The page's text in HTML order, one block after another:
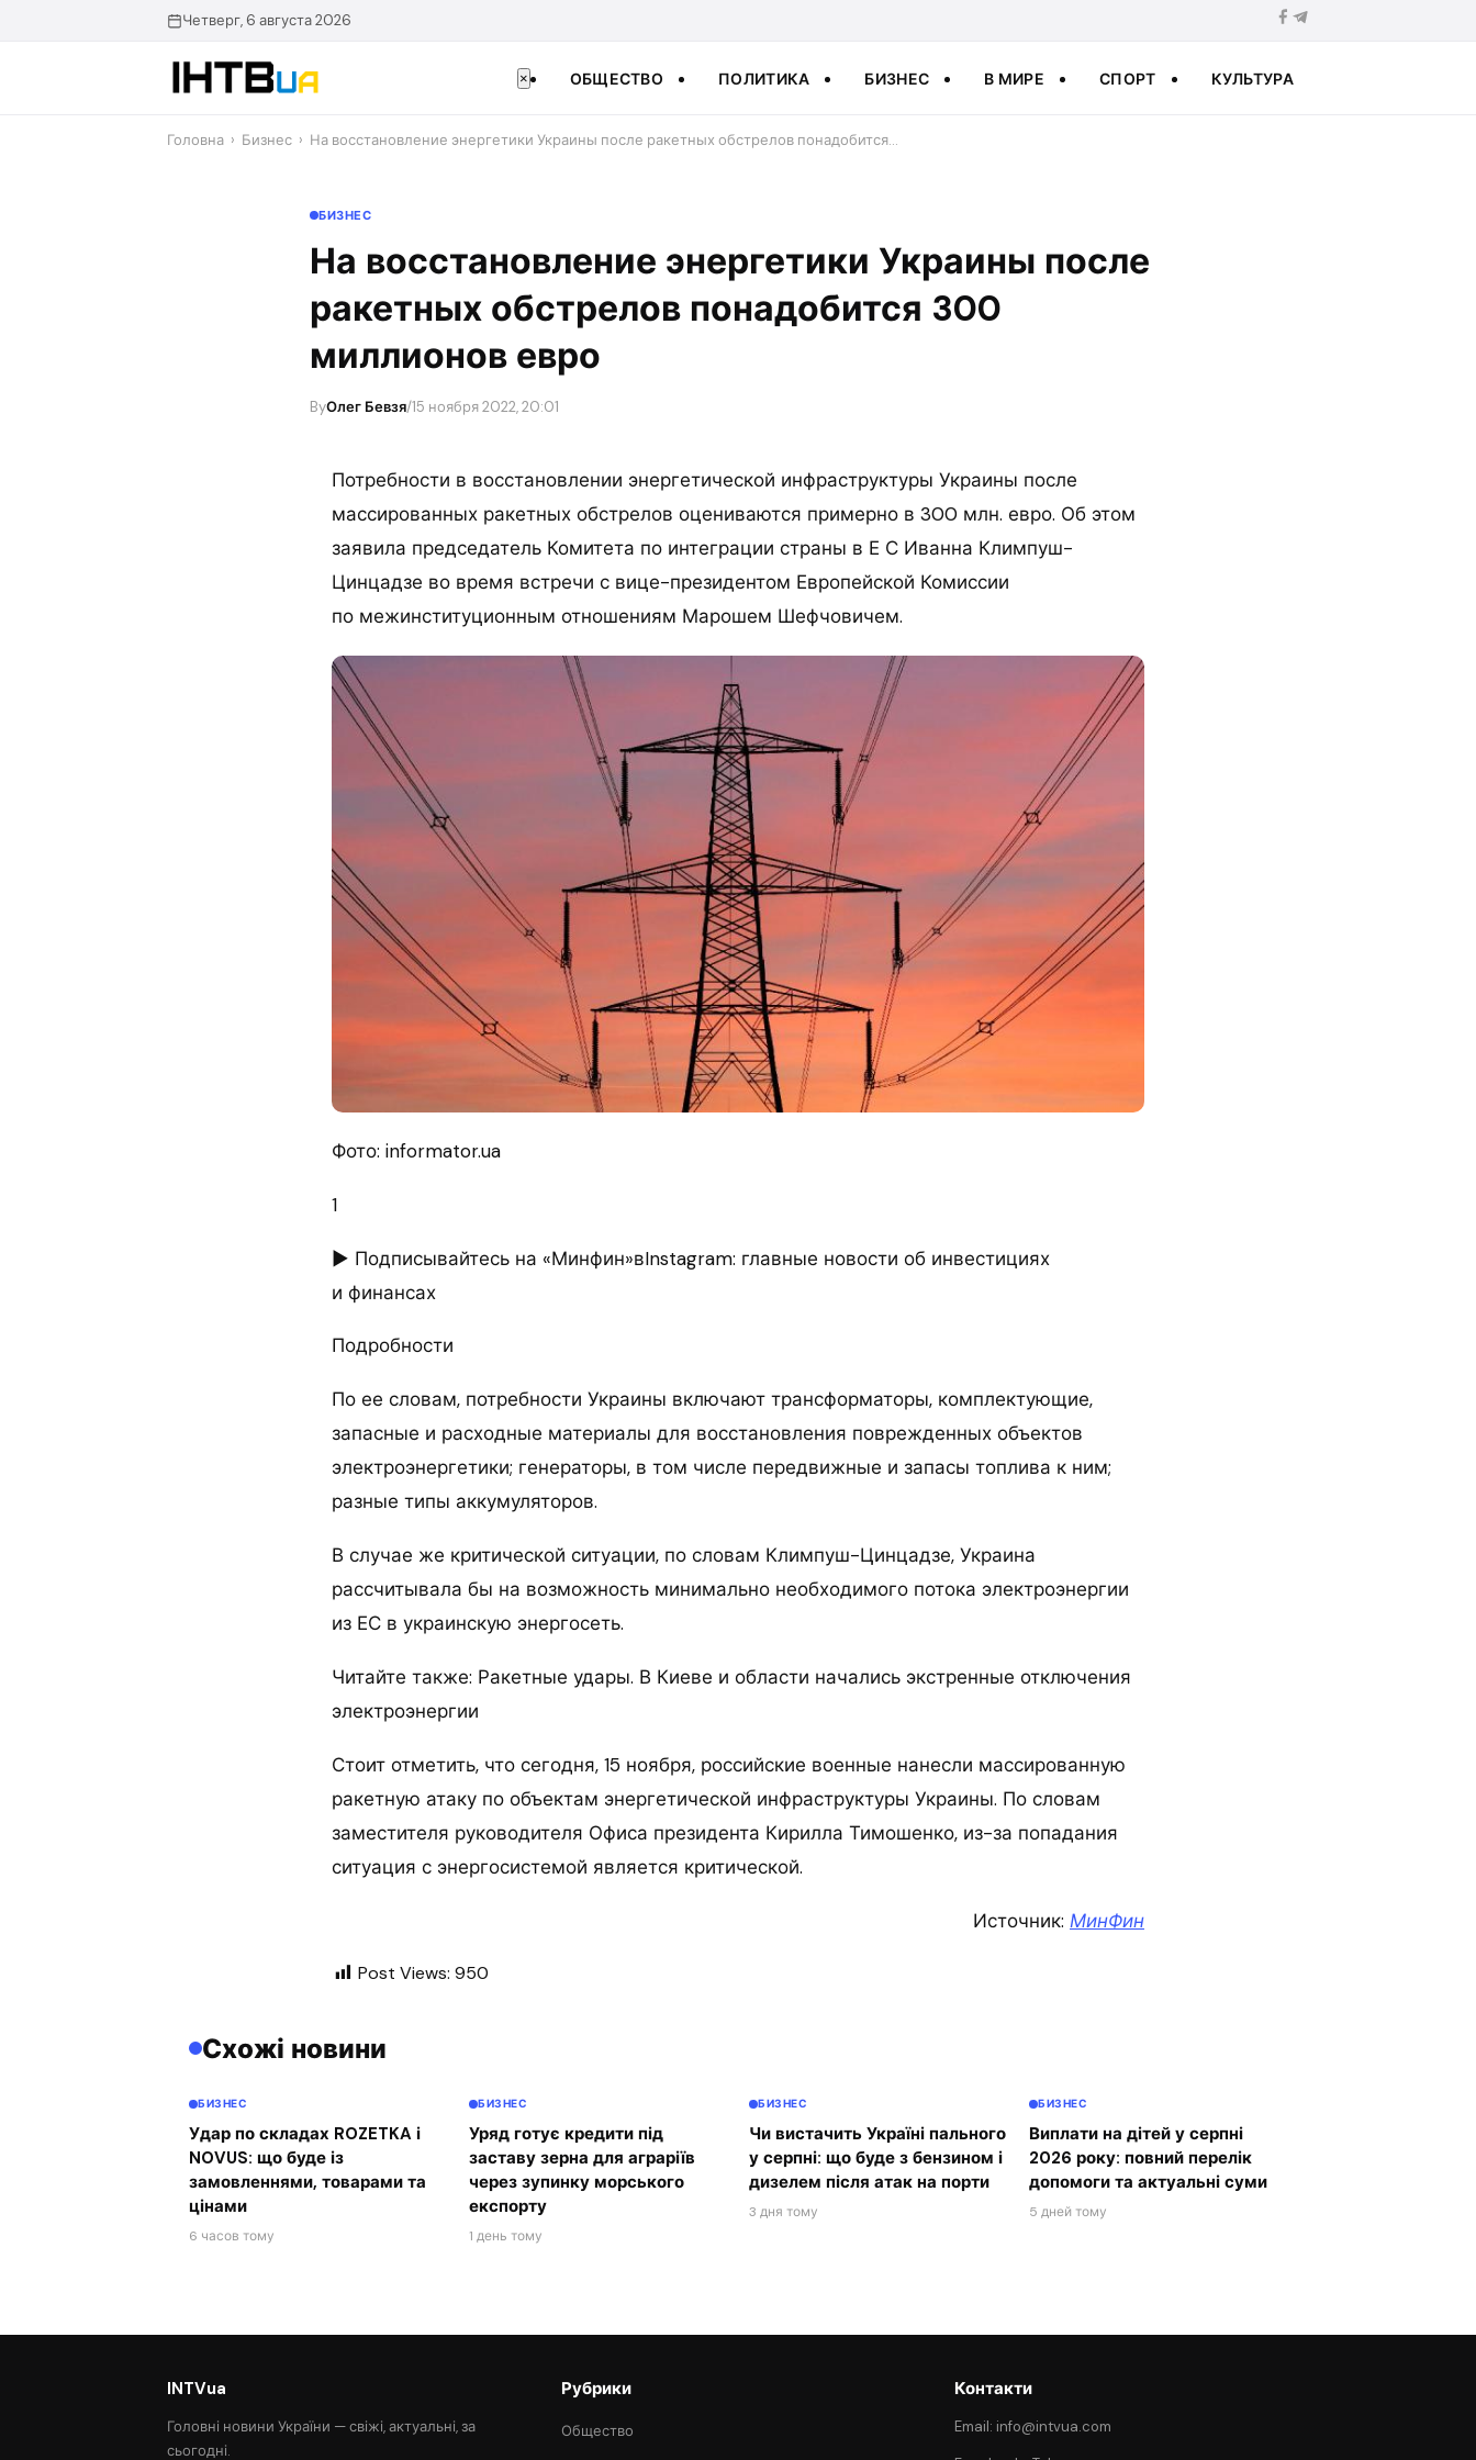
Четверг, 6 августа 2026
× ОБЩЕСТВО ПОЛИТИКА БИЗНЕС В МИРЕ СПОРТ КУЛЬТУРА
Головна › Бизнес › На восстановление энергетики Украины после ракетных обстрелов понадобится…
БИЗНЕС
На восстановление энергетики Украины после
ракетных обстрелов понадобится 300
миллионов евро
ByОлег Бевзя/15 ноября 2022, 20:01
Потребности в восстановлении энергетической инфраструктуры Украины после
массированных ракетных обстрелов оцениваются примерно в 300 млн. евро. Об этом
заявила председатель Комитета по интеграции страны в Е С Иванна Климпуш-
Цинцадзе во время встречи с вице-президентом Европейской Комиссии
по межинституционным отношениям Марошем Шефчовичем.
Фото: informator.ua
1
► Подписывайтесь на «Минфин»вInstagram: главные новости об инвестициях
и финансах
Подробности
По ее словам, потребности Украины включают трансформаторы, комплектующие,
запасные и расходные материалы для восстановления поврежденных объектов
электроэнергетики; генераторы, в том числе передвижные и запасы топлива к ним;
разные типы аккумуляторов.
В случае же критической ситуации, по словам Климпуш-Цинцадзе, Украина
рассчитывала бы на возможность минимально необходимого потока электроэнергии
из ЕС в украинскую энергосеть.
Читайте также: Ракетные удары. В Киеве и области начались экстренные отключения
электроэнергии
Стоит отметить, что сегодня, 15 ноября, российские военные нанесли массированную
ракетную атаку по объектам энергетической инфраструктуры Украины. По словам
заместителя руководителя Офиса президента Кирилла Тимошенко, из-за попадания
ситуация с энергосистемой является критической.
Источник: МинФин
Post Views: 950
Схожі новини
БИЗНЕС
Удар по складах ROZETKA і
NOVUS: що буде із
замовленнями, товарами та
цінами
6 часов тому
БИЗНЕС
Уряд готує кредити під
заставу зерна для аграріїв
через зупинку морського
експорту
1 день тому
БИЗНЕС
Чи вистачить Україні пального
у серпні: що буде з бензином і
дизелем після атак на порти
3 дня тому
БИЗНЕС
Виплати на дітей у серпні
2026 року: повний перелік
допомоги та актуальні суми
5 дней тому
INTVua
Головні новини України — свіжі, актуальні, за
сьогодні.
Рубрики
Общество
Контакти
Email: info@intvua.com